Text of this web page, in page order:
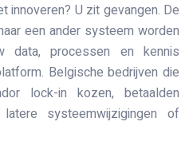
innoveren? U zit gevangen. De
een ander systeem worden
data, processen en kennis
Belgische bedrijven die
lock-in kozen, betaalden
systeemwijzigingen of